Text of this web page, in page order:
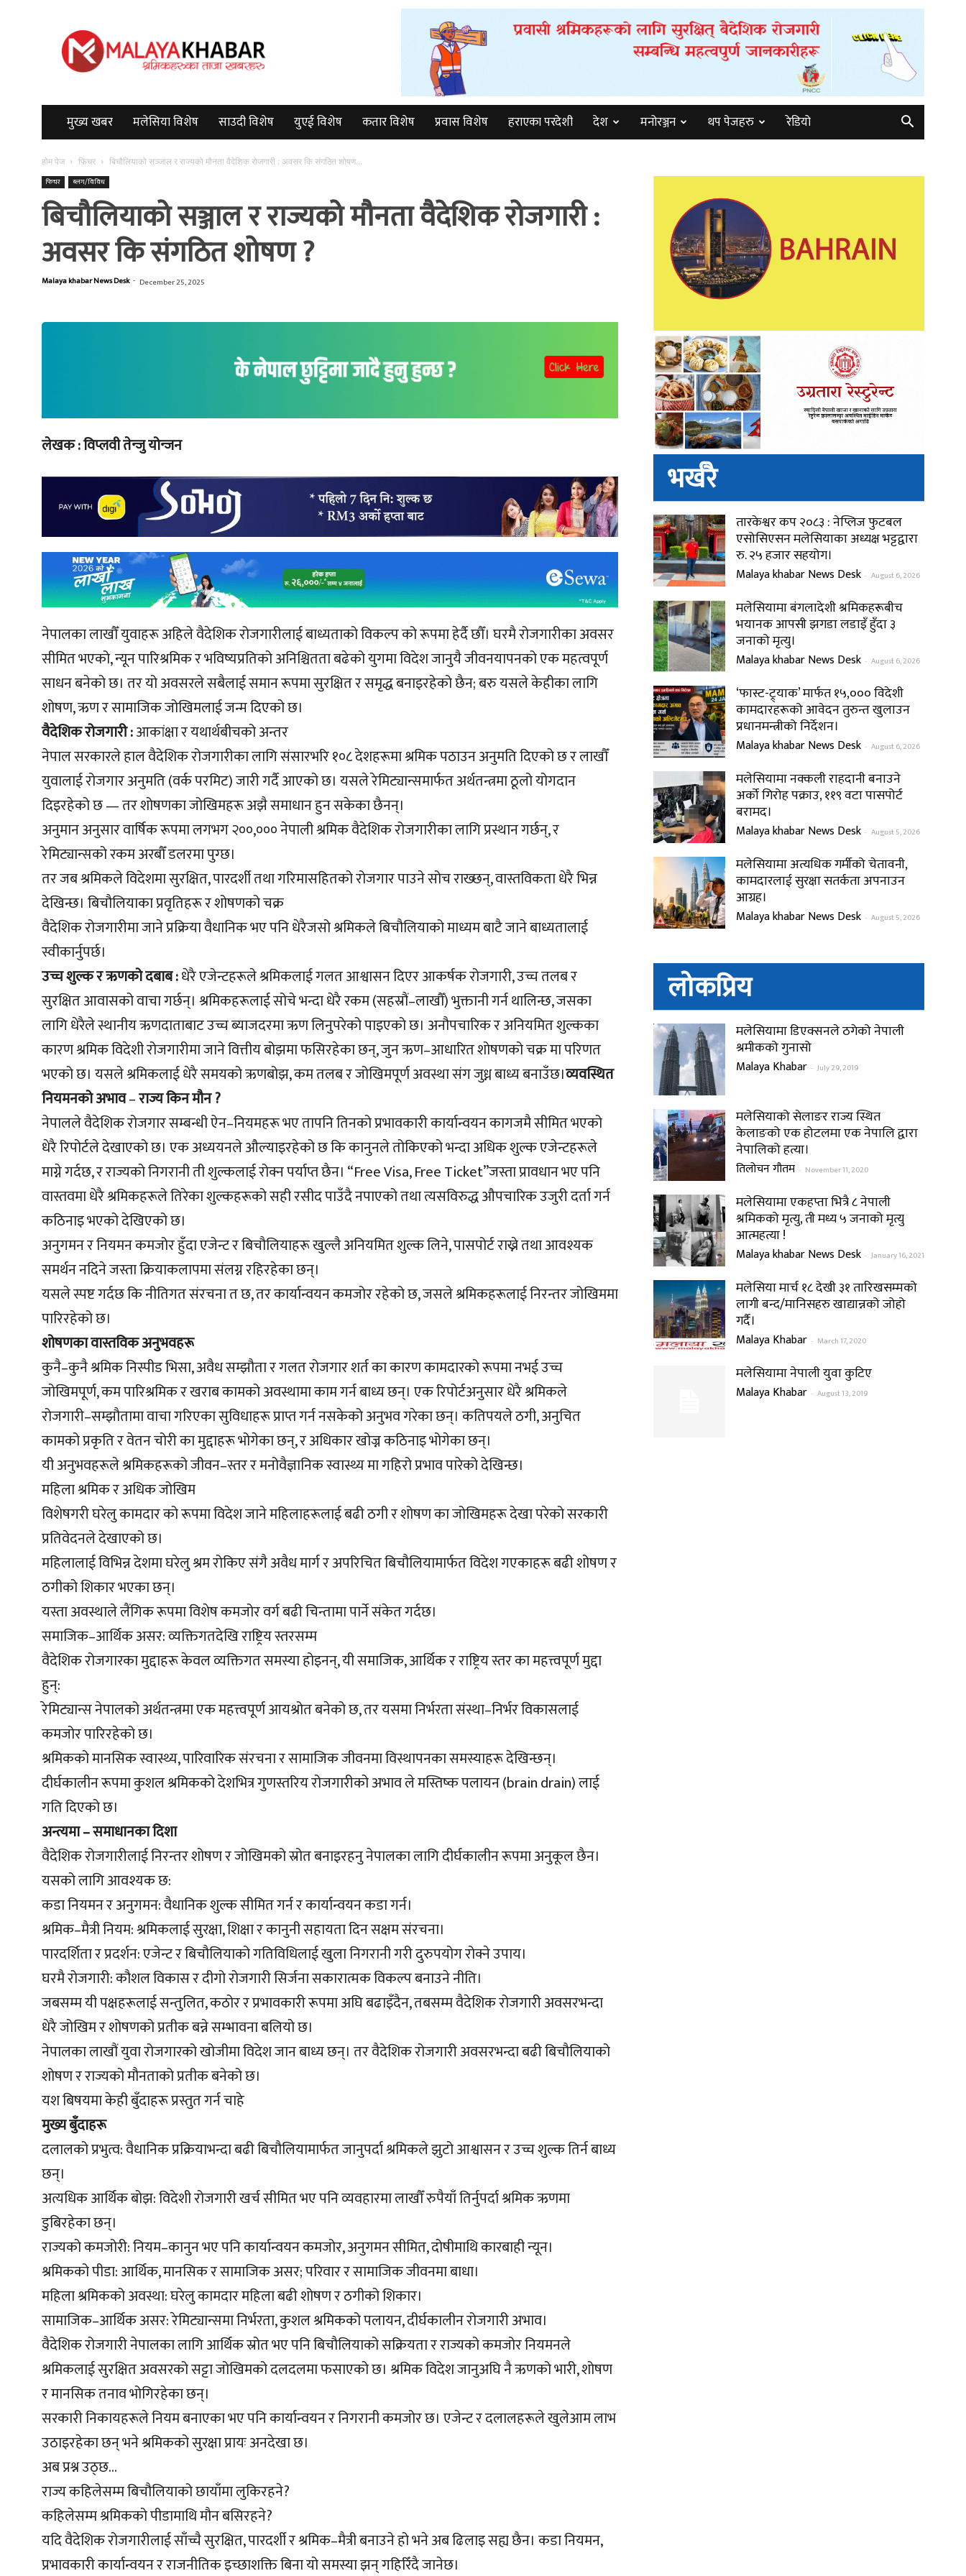
Malayakhabar
मुख्य खबर मलेसिया विशेष साउदी विशेष युएई विशेष कतार विशेष प्रवास विशेष हराएका परदेशी देश मनोरञ्जन थप पेजहरु रेडियो
होम पेज फिचर बिचौलियाको सञ्जाल र राज्यको मौनता वैदेशिक रोजगारी : अवसर कि संगठित शोषण...
फिचर ब्लग/विविध
बिचौलियाको सञ्जाल र राज्यको मौनता वैदेशिक रोजगारी :
अवसर कि संगठित शोषण ?
Malaya khabar News Desk - December 25, 2025
लेखक : विप्लवी तेन्जु योन्जन
नेपालका लाखौँ युवाहरू अहिले वैदेशिक रोजगारीलाई बाध्यताको विकल्प को रूपमा हेर्दै छौँ। घरमै रोजगारीका अवसर
सीमित भएको, न्यून पारिश्रमिक र भविष्यप्रतिको अनिश्चितता बढेको युगमा विदेश जानुयै जीवनयापनको एक महत्वपूर्ण
साधन बनेको छ। तर यो अवसरले सबैलाई समान रूपमा सुरक्षित र समृद्ध बनाइरहेको छैन; बरु यसले केहीका लागि
शोषण, ऋण र सामाजिक जोखिमलाई जन्म दिएको छ।
वैदेशिक रोजगारी :आकांक्षा र यथार्थबीचको अन्तर
नेपाल सरकारले हाल वैदेशिक रोजगारीका लागि संसारभरि १०८ देशहरूमा श्रमिक पठाउन अनुमति दिएको छ र लाखौँ
युवालाई रोजगार अनुमति (वर्क परमिट) जारी गर्दै आएको छ। यसले रेमिट्यान्समार्फत अर्थतन्त्रमा ठूलो योगदान
दिइरहेको छ — तर शोषणका जोखिमहरू अझै समाधान हुन सकेका छैनन्।
अनुमान अनुसार वार्षिक रूपमा लगभग २००,००० नेपाली श्रमिक वैदेशिक रोजगारीका लागि प्रस्थान गर्छन्, र
रेमिट्यान्सको रकम अरबौँ डलरमा पुग्छ।
तर जब श्रमिकले विदेशमा सुरक्षित, पारदर्शी तथा गरिमासहितको रोजगार पाउने सोच राख्छन्, वास्तविकता धेरै भिन्न
देखिन्छ। बिचौलियाका प्रवृतिहरू र शोषणको चक्र
वैदेशिक रोजगारीमा जाने प्रक्रिया वैधानिक भए पनि धेरैजसो श्रमिकले बिचौलियाको माध्यम बाटै जाने बाध्यतालाई
स्वीकार्नुपर्छ।
उच्च शुल्क र ऋणको दबाब :धेरै एजेन्टहरूले श्रमिकलाई गलत आश्वासन दिएर आकर्षक रोजगारी, उच्च तलब र
सुरक्षित आवासको वाचा गर्छन्। श्रमिकहरूलाई सोचे भन्दा धेरै रकम (सहस्रौं–लाखौँ) भुक्तानी गर्न थालिन्छ, जसका
लागि धेरैले स्थानीय ऋणदाताबाट उच्च ब्याजदरमा ऋण लिनुपरेको पाइएको छ। अनौपचारिक र अनियमित शुल्कका
कारण श्रमिक विदेशी रोजगारीमा जाने वित्तीय बोझमा फसिरहेका छन्, जुन ऋण–आधारित शोषणको चक्र मा परिणत
भएको छ। यसले श्रमिकलाई धेरै समयको ऋणबोझ, कम तलब र जोखिमपूर्ण अवस्था संग जुध्न बाध्य बनाउँछ।व्यवस्थित
नियमनको अभाव–राज्य किन मौन ?
नेपालले वैदेशिक रोजगार सम्बन्धी ऐन–नियमहरू भए तापनि तिनको प्रभावकारी कार्यान्वयन कागजमै सीमित भएको
धेरै रिपोर्टले देखाएको छ। एक अध्ययनले औल्याइरहेको छ कि कानुनले तोकिएको भन्दा अधिक शुल्क एजेन्टहरूले
माग्ने गर्दछ, र राज्यको निगरानी ती शुल्कलाई रोक्न पर्याप्त छैन। “Free Visa, Free Ticket”जस्ता प्रावधान भए पनि
वास्तवमा धेरै श्रमिकहरूले तिरेका शुल्कहरूको सही रसीद पाउँदै नपाएको तथा त्यसविरुद्ध औपचारिक उजुरी दर्ता गर्न
कठिनाइ भएको देखिएको छ।
अनुगमन र नियमन कमजोर हुँदा एजेन्ट र बिचौलियाहरू खुल्लै अनियमित शुल्क लिने, पासपोर्ट राख्ने तथा आवश्यक
समर्थन नदिने जस्ता क्रियाकलापमा संलग्न रहिरहेका छन्।
यसले स्पष्ट गर्दछ कि नीतिगत संरचना त छ, तर कार्यान्वयन कमजोर रहेको छ, जसले श्रमिकहरूलाई निरन्तर जोखिममा
पारिरहेको छ।
शोषणका वास्तविक अनुभवहरू
कुनै–कुनै श्रमिक निस्पीड भिसा, अवैध सम्झौता र गलत रोजगार शर्त का कारण कामदारको रूपमा नभई उच्च
जोखिमपूर्ण, कम पारिश्रमिक र खराब कामको अवस्थामा काम गर्न बाध्य छन्। एक रिपोर्टअनुसार धेरै श्रमिकले
रोजगारी–सम्झौतामा वाचा गरिएका सुविधाहरू प्राप्त गर्न नसकेको अनुभव गरेका छन्। कतिपयले ठगी, अनुचित
कामको प्रकृति र वेतन चोरी का मुद्दाहरू भोगेका छन्, र अधिकार खोज्न कठिनाइ भोगेका छन्।
यी अनुभवहरूले श्रमिकहरूको जीवन–स्तर र मनोवैज्ञानिक स्वास्थ्य मा गहिरो प्रभाव पारेको देखिन्छ।
महिला श्रमिक र अधिक जोखिम
विशेषगरी घरेलु कामदार को रूपमा विदेश जाने महिलाहरूलाई बढी ठगी र शोषण का जोखिमहरू देखा परेको सरकारी
प्रतिवेदनले देखाएको छ।
महिलालाई विभिन्न देशमा घरेलु श्रम रोकिए संगै अवैध मार्ग र अपरिचित बिचौलियामार्फत विदेश गएकाहरू बढी शोषण र
ठगीको शिकार भएका छन्।
यस्ता अवस्थाले लैंगिक रूपमा विशेष कमजोर वर्ग बढी चिन्तामा पार्ने संकेत गर्दछ।
समाजिक–आर्थिक असर: व्यक्तिगतदेखि राष्ट्रिय स्तरसम्म
वैदेशिक रोजगारका मुद्दाहरू केवल व्यक्तिगत समस्या होइनन्, यी समाजिक, आर्थिक र राष्ट्रिय स्तर का महत्त्वपूर्ण मुद्दा
हुन्:
रेमिट्यान्स नेपालको अर्थतन्त्रमा एक महत्त्वपूर्ण आयश्रोत बनेको छ, तर यसमा निर्भरता संस्था–निर्भर विकासलाई
कमजोर पारिरहेको छ।
श्रमिकको मानसिक स्वास्थ्य, पारिवारिक संरचना र सामाजिक जीवनमा विस्थापनका समस्याहरू देखिन्छन्।
दीर्घकालीन रूपमा कुशल श्रमिकको देशभित्र गुणस्तरिय रोजगारीको अभाव ले मस्तिष्क पलायन (brain drain) लाई
गति दिएको छ।
अन्त्यमा – समाधानका दिशा
वैदेशिक रोजगारीलाई निरन्तर शोषण र जोखिमको स्रोत बनाइरहनु नेपालका लागि दीर्घकालीन रूपमा अनुकूल छैन।
यसको लागि आवश्यक छ:
कडा नियमन र अनुगमन: वैधानिक शुल्क सीमित गर्न र कार्यान्वयन कडा गर्न।
श्रमिक–मैत्री नियम: श्रमिकलाई सुरक्षा, शिक्षा र कानुनी सहायता दिन सक्षम संरचना।
पारदर्शिता र प्रदर्शन: एजेन्ट र बिचौलियाको गतिविधिलाई खुला निगरानी गरी दुरुपयोग रोक्ने उपाय।
घरमै रोजगारी: कौशल विकास र दीगो रोजगारी सिर्जना सकारात्मक विकल्प बनाउने नीति।
जबसम्म यी पक्षहरूलाई सन्तुलित, कठोर र प्रभावकारी रूपमा अघि बढाइँदैन, तबसम्म वैदेशिक रोजगारी अवसरभन्दा
धेरै जोखिम र शोषणको प्रतीक बन्ने सम्भावना बलियो छ।
नेपालका लाखौं युवा रोजगारको खोजीमा विदेश जान बाध्य छन्। तर वैदेशिक रोजगारी अवसरभन्दा बढी बिचौलियाको
शोषण र राज्यको मौनताको प्रतीक बनेको छ।
यश बिषयमा केही बुँदाहरू प्रस्तुत गर्न चाहे
मुख्य बुँदाहरू
दलालको प्रभुत्व: वैधानिक प्रक्रियाभन्दा बढी बिचौलियामार्फत जानुपर्दा श्रमिकले झुटो आश्वासन र उच्च शुल्क तिर्न बाध्य
छन्।
अत्यधिक आर्थिक बोझ: विदेशी रोजगारी खर्च सीमित भए पनि व्यवहारमा लाखौँ रुपैयाँ तिर्नुपर्दा श्रमिक ऋणमा
डुबिरहेका छन्।
राज्यको कमजोरी: नियम–कानुन भए पनि कार्यान्वयन कमजोर, अनुगमन सीमित, दोषीमाथि कारबाही न्यून।
श्रमिकको पीडा: आर्थिक, मानसिक र सामाजिक असर; परिवार र सामाजिक जीवनमा बाधा।
महिला श्रमिकको अवस्था: घरेलु कामदार महिला बढी शोषण र ठगीको शिकार।
सामाजिक–आर्थिक असर: रेमिट्यान्समा निर्भरता, कुशल श्रमिकको पलायन, दीर्घकालीन रोजगारी अभाव।
वैदेशिक रोजगारी नेपालका लागि आर्थिक स्रोत भए पनि बिचौलियाको सक्रियता र राज्यको कमजोर नियमनले
श्रमिकलाई सुरक्षित अवसरको सट्टा जोखिमको दलदलमा फसाएको छ। श्रमिक विदेश जानुअघि नै ऋणको भारी, शोषण
र मानसिक तनाव भोगिरहेका छन्।
सरकारी निकायहरूले नियम बनाएका भए पनि कार्यान्वयन र निगरानी कमजोर छ। एजेन्ट र दलालहरूले खुलेआम लाभ
उठाइरहेका छन् भने श्रमिकको सुरक्षा प्रायः अनदेखा छ।
अब प्रश्न उठ्छ…
राज्य कहिलेसम्म बिचौलियाको छायाँमा लुकिरहने?
कहिलेसम्म श्रमिकको पीडामाथि मौन बसिरहने?
यदि वैदेशिक रोजगारीलाई साँच्चै सुरक्षित, पारदर्शी र श्रमिक–मैत्री बनाउने हो भने अब ढिलाइ सह्य छैन। कडा नियमन,
प्रभावकारी कार्यान्वयन र राजनीतिक इच्छाशक्ति बिना यो समस्या झन् गहिरिँदै जानेछ।
भर्खरै
तारकेश्वर कप २०८३ : नेप्लिज फुटबल
एसोसिएसन मलेसियाका अध्यक्ष भट्टद्वारा
रु. २५ हजार सहयोग।
Malaya khabar News Desk - August 6, 2026
मलेसियामा बंगलादेशी श्रमिकहरूबीच
भयानक आपसी झगडा लडाइँ हुँदा ३
जनाको मृत्यु।
Malaya khabar News Desk - August 6, 2026
‘फास्ट-ट्र्याक’ मार्फत १५,००० विदेशी
कामदारहरूको आवेदन तुरुन्त खुलाउन
प्रधानमन्त्रीको निर्देशन।
Malaya khabar News Desk - August 6, 2026
मलेसियामा नक्कली राहदानी बनाउने
अर्को गिरोह पक्राउ, ११९ वटा पासपोर्ट
बरामद।
Malaya khabar News Desk - August 5, 2026
मलेसियामा अत्यधिक गर्मीको चेतावनी,
कामदारलाई सुरक्षा सतर्कता अपनाउन
आग्रह।
Malaya khabar News Desk - August 5, 2026
लोकप्रिय
मलेसियामा डिएक्सनले ठगेको नेपाली
श्रमीकको गुनासो
Malaya Khabar - July 29, 2019
मलेसियाको सेलाङर राज्य स्थित
केलाङको एक होटलमा एक नेपालि द्वारा
नेपालिको हत्या।
तिलोचन गौतम - November 11, 2020
मलेसियामा एकहप्ता भित्रै ८ नेपाली
श्रमिकको मृत्यु, ती मध्य ५ जनाको मृत्यु
आत्महत्या !
Malaya khabar News Desk - January 16, 2021
मलेसिया मार्च १८ देखी ३१ तारिखसम्मको
लागी बन्द/मानिसहरु खाद्यान्नको जोहो
गर्दै।
Malaya Khabar - March 17, 2020
मलेसियामा नेपाली युवा कुटिए
Malaya Khabar - August 13, 2019